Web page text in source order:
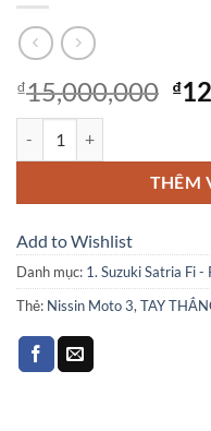
₫15,000,000 Giá
₫
THÊM
Add to Wishlist
Danh mục: 1. Suzuki Satria Fi -
Thẻ: Nissin Moto 3, TAY